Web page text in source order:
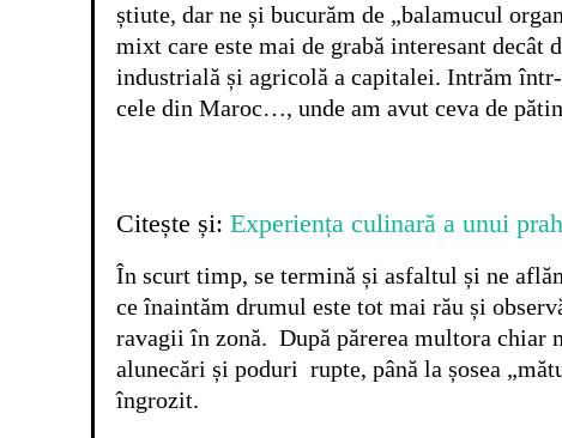
știute, dar ne și bucurăm de „balamucul
mixt care este mai de grabă interesant decât
industrială și agricolă a capitalei. Intrăm
cele din Maroc…, unde am avut ceva de
Citește și: Experiența culinară a unui
În scurt timp, se termină și asfaltul și ne
ce înaintăm drumul este tot mai rău și
ravagii în zonă. După părerea multora chiar
alunecări și poduri rupte, până la șosea
îngrozit.